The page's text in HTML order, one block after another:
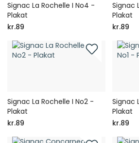
Signac La Rochelle I No4 -
Plakat
kr.89
Signac
Plakat
kr.89
Signac La Rochelle I No2 -
Plakat
kr.89
Signac
Plakat
kr.89